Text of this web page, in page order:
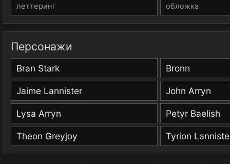
леттеринг обложка
Персонажи
Bran Stark Bronn
Jaime Lannister John Arryn
Lysa Arryn Petyr Baelish
Theon Greyjoy Tyrion